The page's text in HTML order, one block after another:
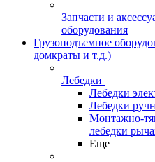
Запчасти и
оборудования
Грузоподъемное
домкраты и т.д.)
Лебедки
Лебедки
Лебедки
Монтажно-
лебедки
Еще